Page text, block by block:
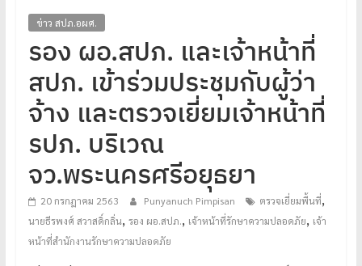
ทหารผ่านศึก
ไทยข่าว สปภ.อผศ.
รอง ผอ.สปภ. และเจ้าหน้าที่
สปภ. เข้าร่วมประชุมกับผู้ว่า
จ้าง และตรวจเยี่ยมเจ้าหน้าที่
รปภ. บริเวณ
จว.พระนครศรีอยุธยา
20 กรกฎาคม 2563 Punyanuch Pimpisan ตรวจเยี่ยมพื้นที่,
นายธีรพงศ์ สวาสดิ์กลิ่น, รอง ผอ.สปภ., เจ้าหน้าที่รักษาความปลอดภัย, เจ้า
หน้าที่สำนักงานรักษาความปลอดภัย